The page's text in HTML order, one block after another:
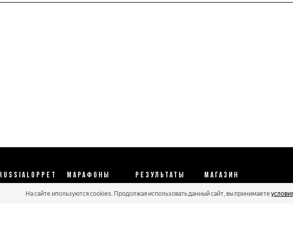
МАРАФОНЫ РЕЗУЛЬТАТЫ МАГАЗИН
Календарь 2026
Протоколы 2025
Реквизиты
На сайте ипользуются cookies. Продолжая использовать данный сайт, вы принимаете